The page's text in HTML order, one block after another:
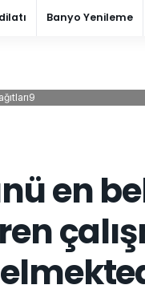
Banyo Yenileme
en